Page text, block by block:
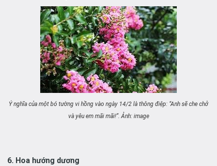
Ý nghĩa của một bó tường vi hồng vào ngày 14/2 là thông điệp: “Anh sẽ che chở
và yêu em mãi mãi!”. Ảnh: image
6. Hoa hướng dương